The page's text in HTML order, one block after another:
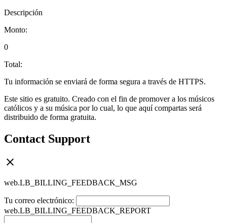
Descripción
Monto:
0
Total:
Tu información se enviará de forma segura a través de HTTPS.
Este sitio es gratuito. Creado con el fin de promover a los músicos
católicos y a su música por lo cual, lo que aquí compartas será
distribuido de forma gratuita.
Contact Support
web.LB_BILLING_FEEDBACK_MSG
Tu correo electrónico:
web.LB_BILLING_FEEDBACK_REPORT